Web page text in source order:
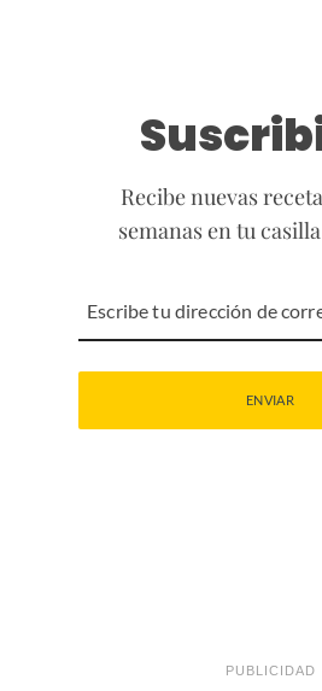
Recibe nuevas
semanas en tu
PUBLICIDAD